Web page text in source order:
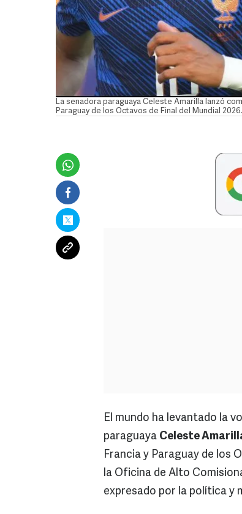
La senadora paraguaya Celeste Amarilla lanzó
Paraguay de los Octavos de Final del Mundial 2026.
El mundo ha levantado la
paraguaya Celeste
Francia y Paraguay de los
la Oficina de Alto
expresado por la política